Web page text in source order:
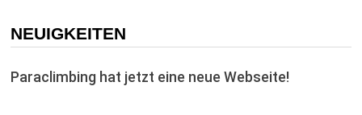
NEUIGKEITEN
Paraclimbing hat jetzt eine neue Webseite!